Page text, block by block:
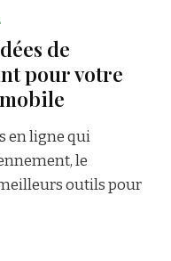
de
pour votre
en ligne qui
le
outils pour